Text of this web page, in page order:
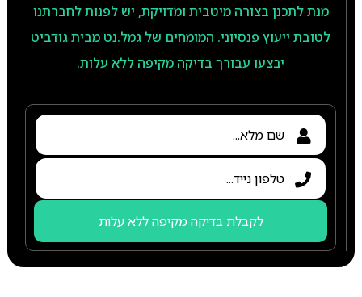
מנת לתכנן בצורה מיטבית ומדויקת, יש לפנות לחברתנו
לטובת ייעוץ פנסיוני. המומחים של גמל.נט מבית גודביט
יבצעו עבורך בדיקה מקיפה ללא עלות.
לקבלת בדיקה מקיפה ללא עלות